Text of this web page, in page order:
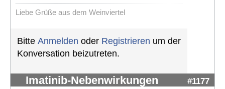
Liebe Grüße aus dem Weinviertel
Bitte Anmelden oder Registrieren um der
Konversation beizutreten.
Imatinib-Nebenwirkungen #1177